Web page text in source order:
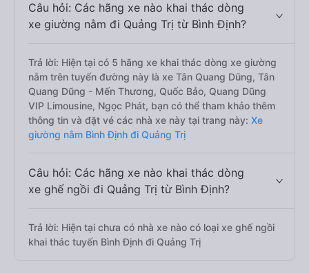
Câu hỏi: Các hãng xe nào khai thác dòng
xe giường nằm đi Quảng Trị từ Bình Định?
Trả lời: Hiện tại có 5 hãng xe khai thác dòng xe giường
nằm trên tuyến đường này là xe Tân Quang Dũng, Tân
Quang Dũng - Mến Thương, Quốc Bảo, Quang Dũng
VIP Limousine, Ngọc Phát, bạn có thể tham khảo thêm
thông tin và đặt vé các nhà xe này tại trang này: Xe
giường nằm Bình Định đi Quảng Trị
Câu hỏi: Các hãng xe nào khai thác dòng
xe ghế ngồi đi Quảng Trị từ Bình Định?
Trả lời: Hiện tại chưa có nhà xe nào có loại xe ghế ngồi
khai thác tuyến Bình Định đi Quảng Trị